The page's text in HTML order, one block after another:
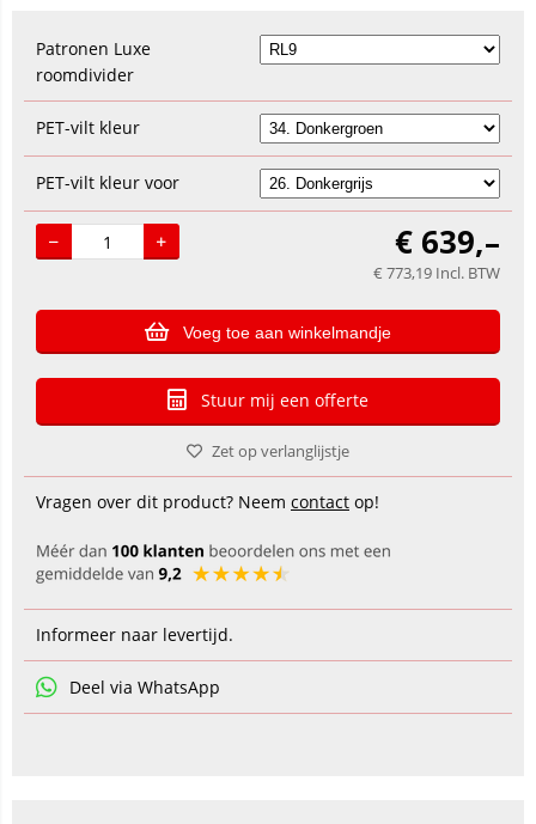
Patronen Luxe
roomdivider
PET-vilt kleur
PET-vilt kleur voor
€ 639,–
€ 773,19 Incl. BTW
Voeg toe aan winkelmandje
Stuur mij een offerte
Zet op verlanglijstje
Vragen over dit product? Neem contact op!
Informeer naar levertijd.
Deel via WhatsApp